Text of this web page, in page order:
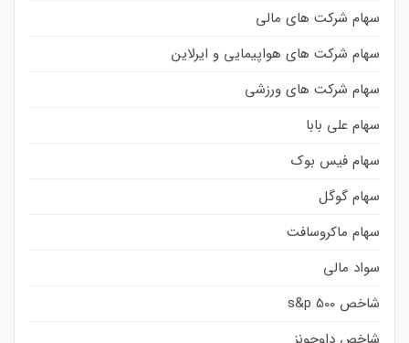
سهام شرکت های مالی
سهام شرکت های هواپیمایی و ایرلاین
سهام شرکت های ورزشی
سهام علی بابا
سهام فیس بوک
سهام گوگل
سهام ماکروسافت
سواد مالی
شاخص s&p 500